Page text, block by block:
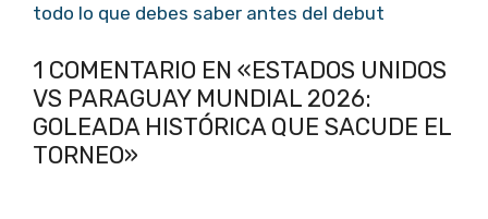
todo lo que debes saber antes del debut
1 COMENTARIO EN «ESTADOS UNIDOS
VS PARAGUAY MUNDIAL 2026:
GOLEADA HISTÓRICA QUE SACUDE EL
TORNEO»